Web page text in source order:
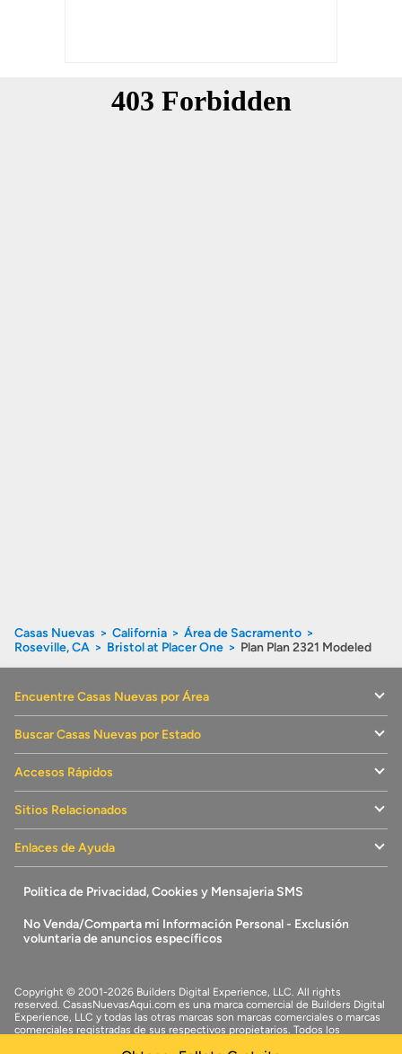
Casas Nuevas California
Área de Sacramento
Roseville, CA
Bristol at Placer One Plan Plan 2321 Modeled
Encuentre Casas Nuevas por Área
Buscar Casas Nuevas por Estado
Accesos Rápidos
Sitios Relacionados
Enlaces de Ayuda
Politica de Privacidad, Cookies y Mensajeria SMS
No Venda/Comparta mi Información Personal - Exclusión
voluntaria de anuncios específicos
Copyright © 2001-2026 Builders Digital Experience, LLC. All rights
reserved. CasasNuevasAqui.com es una marca comercial de Builders Digital
Experience, LLC y todas las otras marcas son marcas comerciales o marcas
comerciales registradas de sus respectivos propietarios. Todos los